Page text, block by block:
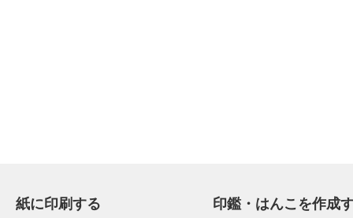
紙に印刷する 印鑑・はんこを作成